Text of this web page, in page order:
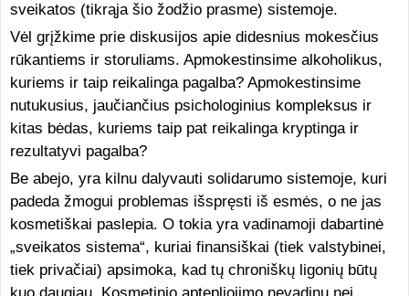
sveikatos (tikrąja šio žodžio prasme) sistemoje.
Vėl grįžkime prie diskusijos apie didesnius mokesčius
rūkantiems ir storuliams. Apmokestinsime alkoholikus,
kuriems ir taip reikalinga pagalba? Apmokestinsime
nutukusius, jaučiančius psichologinius kompleksus ir
kitas bėdas, kuriems taip pat reikalinga kryptinga ir
rezultatyvi pagalba?
Be abejo, yra kilnu dalyvauti solidarumo sistemoje, kuri
padeda žmogui problemas išspręsti iš esmės, o ne jas
kosmetiškai paslepia. O tokia yra vadinamoji dabartinė
„sveikatos sistema“, kuriai finansiškai (tiek valstybinei,
tiek privačiai) apsimoka, kad tų chroniškų ligonių būtų